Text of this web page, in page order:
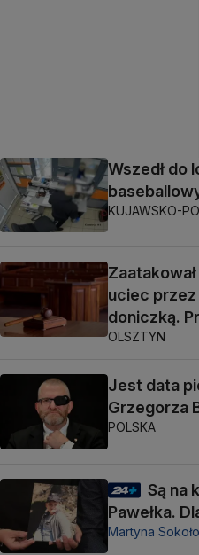
Wszedł do
KUJAWSKO-
uciec przez
doniczką.
OLSZTYN
Jest data
Grzegorza
POLSKA
Są na
Pawełka.
Martyna